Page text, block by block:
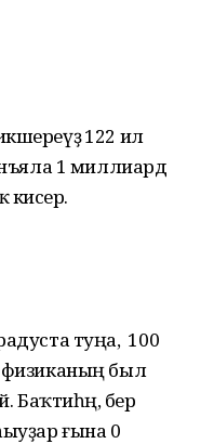
122 ил
1 миллиард
туңа, ә 100
физиканың был
Баҡтиһәң, бер
ғына 0